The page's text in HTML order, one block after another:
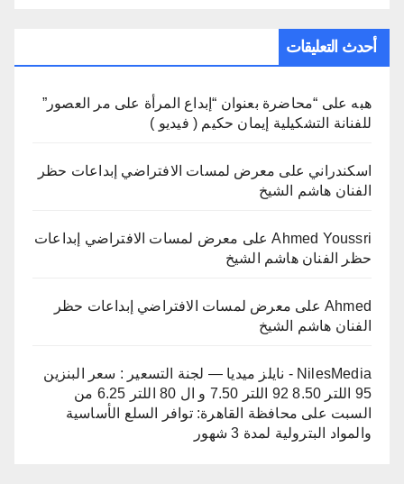
أحدث التعليقات
هبه على “محاضرة بعنوان “إبداع المرأة على مر العصور”
للفنانة التشكيلية إيمان حكيم ( فيديو )
اسكندراني على معرض لمسات الافتراضي إبداعات حظر
الفنان هاشم الشيخ
Ahmed Youssriعلى معرض لمسات الافتراضي إبداعات
حظر الفنان هاشم الشيخ
Ahmed على معرض لمسات الافتراضي إبداعات حظر
الفنان هاشم الشيخ
NilesMedia - نايلز ميديا — لجنة التسعير : سعر البنزين
95 اللتر 8.50 92 اللتر 7.50 و ال 80 اللتر 6.25 من
السبت على محافظة القاهرة: توافر السلع الأساسية
والمواد البترولية لمدة 3 شهور